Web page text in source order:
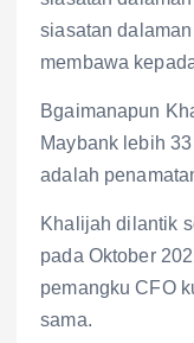
siasatan
membawa
Bgaimanapun
Maybank lebih
adalah
Khalijah dilantik
pada Oktober
pemangku CFO
sama.